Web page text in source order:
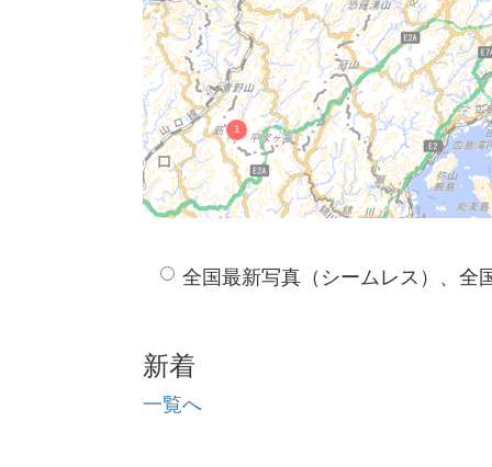
全国最新写真（シームレス）、全
新着
一覧へ